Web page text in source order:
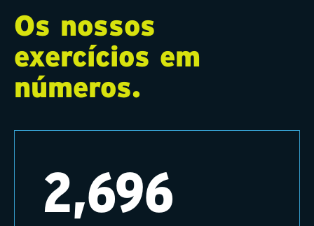
Os nossos
exercícios em
números.
2,696